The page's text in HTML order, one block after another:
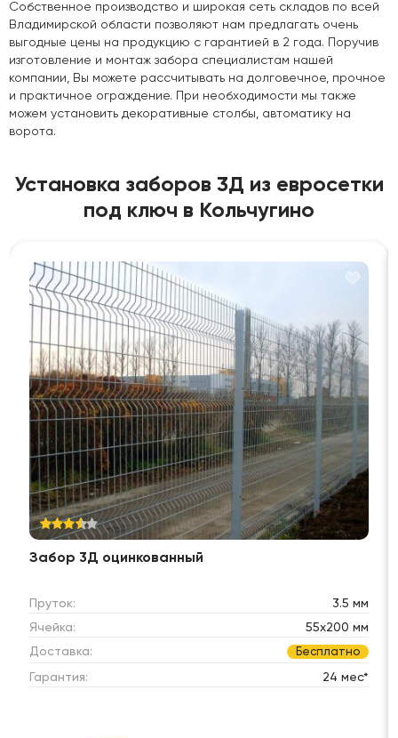
Собственное производство и широкая сеть складов по всей
Владимирской области позволяют нам предлагать очень
выгодные цены на продукцию с гарантией в 2 года. Поручив
изготовление и монтаж забора специалистам нашей
компании, Вы можете рассчитывать на долговечное, прочное
и практичное ограждение. При необходимости мы также
можем установить декоративные столбы, автоматику на
ворота.
Установка заборов 3Д из евросетки
под ключ в Кольчугино
Забор 3Д оцинкованный
Пруток:
3.5 мм
Ячейка:
55х200 мм
Доставка:
Бесплатно
Гарантия: 24 мес*